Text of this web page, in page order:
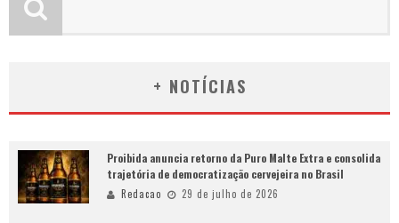
+ NOTÍCIAS
Proibida anuncia retorno da Puro Malte Extra e consolida
trajetória de democratização cervejeira no Brasil
Redacao 29 de julho de 2026